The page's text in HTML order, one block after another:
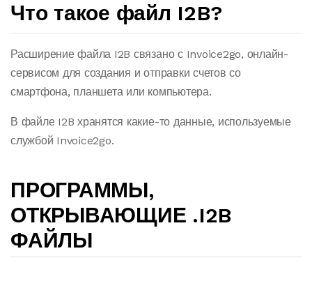
Что такое файл I2B?
Расширение файла I2B связано с Invoice2go, онлайн-
сервисом для создания и отправки счетов со
смартфона, планшета или компьютера.
В файле I2B хранятся какие-то данные, используемые
службой Invoice2go.
ПРОГРАММЫ,
ОТКРЫВАЮЩИЕ .I2B
ФАЙЛЫ